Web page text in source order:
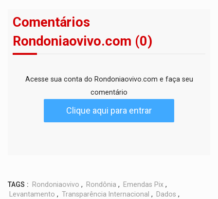
Comentários
Rondoniaovivo.com (0)
Acesse sua conta do Rondoniaovivo.com e faça seu
comentário
Clique aqui para entrar
TAGS : Rondoniaovivo , Rondônia , Emendas Pix ,
Levantamento , Transparência Internacional , Dados ,